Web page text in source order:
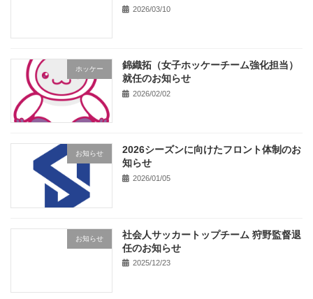
2026/03/10
ホッケー
錦織拓（女子ホッケーチーム強化担当）
就任のお知らせ
2026/02/02
お知らせ
2026シーズンに向けたフロント体制のお
知らせ
2026/01/05
お知らせ
社会人サッカートップチーム 狩野監督退
任のお知らせ
2025/12/23